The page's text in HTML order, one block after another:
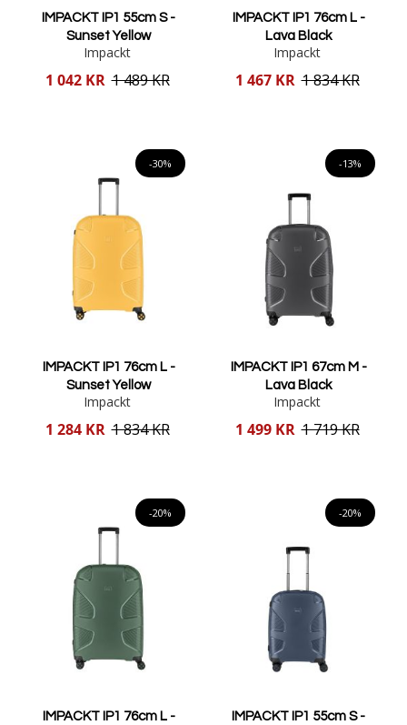
IMPACKT IP1 55cm S -
Sunset Yellow
Impackt
Reducerat
1 042 KR 1 489 KR
IMPACKT IP1 76cm L -
Lava Black
Impackt
Reducerat
1 467 KR 1 834 KR
-30%
IMPACKT IP1 76cm L -
Sunset Yellow
Impackt
Reducerat
1 284 KR 1 834 KR
-13%
IMPACKT IP1 67cm M -
Lava Black
Impackt
Reducerat
1 499 KR 1 719 KR
-20%
IMPACKT IP1 76cm L -
-20%
IMPACKT IP1 55cm S -